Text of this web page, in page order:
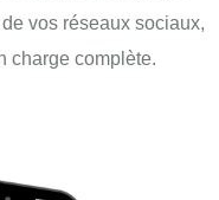
vos réseaux sociaux,
charge complète.